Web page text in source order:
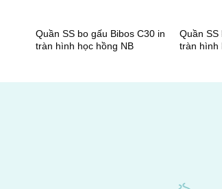
Quần SS bo gấu Bibos C30 in
tràn hình học hồng NB
Quần SS
tràn hình